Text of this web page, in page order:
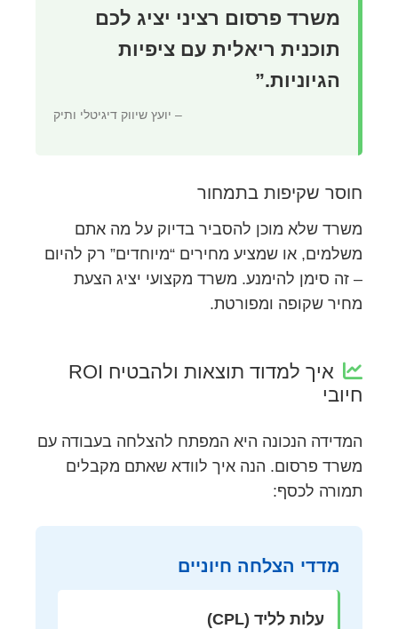
משרד פרסום רציני יציג לכם
תוכנית ריאלית עם ציפיות
הגיוניות.”
– יועץ שיווק דיגיטלי ותיק
חוסר שקיפות בתמחור
משרד שלא מוכן להסביר בדיוק על מה אתם
משלמים, או שמציע מחירים “מיוחדים” רק להיום
– זה סימן להימנע. משרד מקצועי יציג הצעת
מחיר שקופה ומפורטת.
איך למדוד תוצאות ולהבטיח ROI
חיובי
המדידה הנכונה היא המפתח להצלחה בעבודה עם
משרד פרסום. הנה איך לוודא שאתם מקבלים
תמורה לכסף:
מדדי הצלחה חיוניים
עלות לליד (CPL)